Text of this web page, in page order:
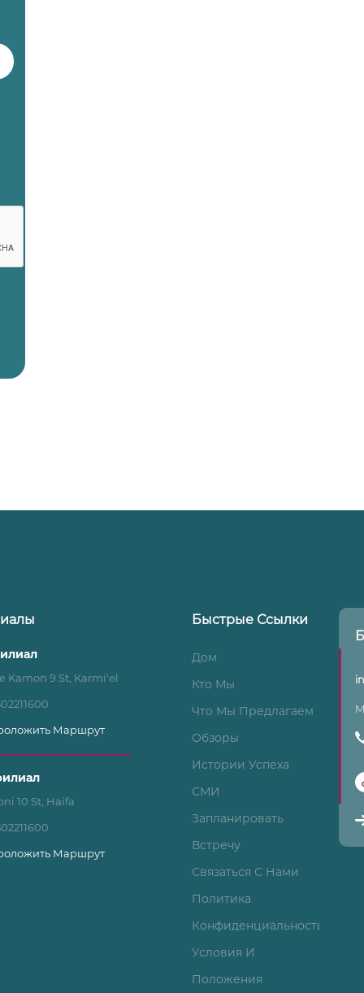
Kamon 9 St, Karmi'el
Маршрут
10 St, Haifa
Маршрут
Быстрые Ссылки
Дом
Кто Мы
Что Мы Предлагаем
Обзоры
Истории Успеха
СМИ
Запланировать
Встречу
Связаться С Нами
Политика
Конфиденциальности
Условия И
Положения